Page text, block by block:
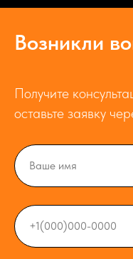
Возникли
Получите
оставьте заявку